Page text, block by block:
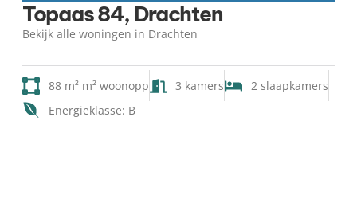
Topaas 84, Drachten
Bekijk alle woningen in Drachten
88 m² m² woonopp 3 kamers
2 slaapkamers
Energieklasse: B